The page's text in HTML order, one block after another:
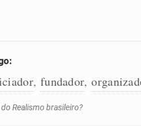
, fundador,
Realismo brasileiro?